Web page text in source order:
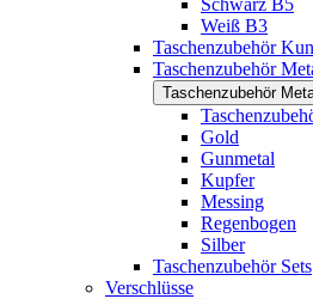
Schwarz B5
Weiß B3
Taschenzubehör
Taschenzubehör
Taschenzubehör
Gold
Gunmetal
Kupfer
Messing
Regenbogen
Silber
Taschenzubehör Sets
Verschlüsse